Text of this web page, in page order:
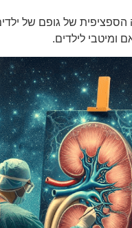
של גופם של
ומיטבי לילדים.